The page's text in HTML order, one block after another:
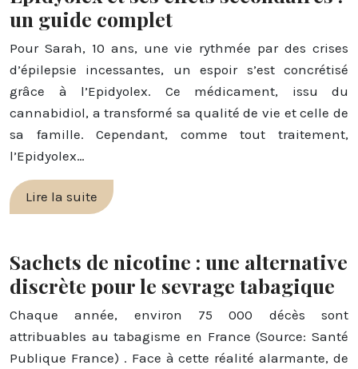
un guide complet
Pour Sarah, 10 ans, une vie rythmée par des crises
d’épilepsie incessantes, un espoir s’est concrétisé
grâce à l’Epidyolex. Ce médicament, issu du
cannabidiol, a transformé sa qualité de vie et celle de
sa famille. Cependant, comme tout traitement,
l’Epidyolex…
Lire la suite
Sachets de nicotine : une alternative
discrète pour le sevrage tabagique
Chaque année, environ 75 000 décès sont
attribuables au tabagisme en France (Source: Santé
Publique France) . Face à cette réalité alarmante, de